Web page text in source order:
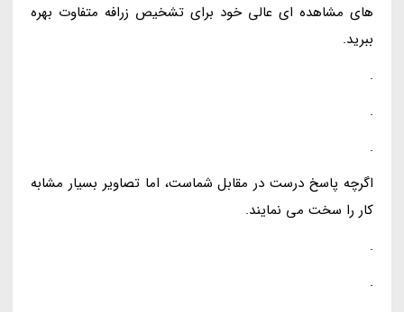
های مشاهده ای عالی خود برای تشخیص زرافه متفاوت بهره
ببرید.
.
.
.
اگرچه پاسخ درست در مقابل شماست، اما تصاویر بسیار مشابه
کار را سخت می نمایند.
.
.